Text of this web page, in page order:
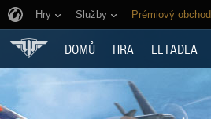
Hry Služby Prémiový obchod
DOMŮ HRA LETADLA